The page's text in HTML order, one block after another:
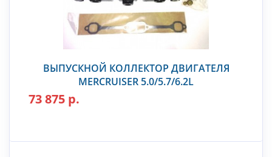
ВЫПУСКНОЙ КОЛЛЕКТОР ДВИГАТЕЛЯ
MERCRUISER 5.0/5.7/6.2L
73 875 р.